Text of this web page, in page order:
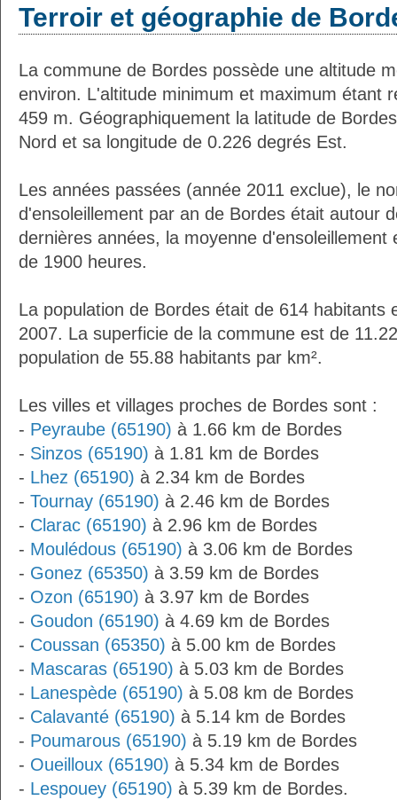
Terroir et géographie de
La commune de Bordes possède une altitude
environ. L'altitude minimum et maximum étant
459 m. Géographiquement la latitude de
Nord et sa longitude de 0.226 degrés Est.
Les années passées (année 2011 exclue), le
d'ensoleillement par an de Bordes était autour
dernières années, la moyenne d'ensoleillement
de 1900 heures.
La population de Bordes était de 614 habitants
2007. La superficie de la commune est de
population de 55.88 habitants par km².
Les villes et villages proches de Bordes sont :
- Peyraube (65190) à 1.66 km de Bordes
- Sinzos (65190) à 1.81 km de Bordes
- Lhez (65190) à 2.34 km de Bordes
- Tournay (65190) à 2.46 km de Bordes
- Clarac (65190) à 2.96 km de Bordes
- Moulédous (65190) à 3.06 km de Bordes
- Gonez (65350) à 3.59 km de Bordes
- Ozon (65190) à 3.97 km de Bordes
- Goudon (65190) à 4.69 km de Bordes
- Coussan (65350) à 5.00 km de Bordes
- Mascaras (65190) à 5.03 km de Bordes
- Lanespède (65190) à 5.08 km de Bordes
- Calavanté (65190) à 5.14 km de Bordes
- Poumarous (65190) à 5.19 km de Bordes
- Oueilloux (65190) à 5.34 km de Bordes
- Lespouey (65190) à 5.39 km de Bordes.